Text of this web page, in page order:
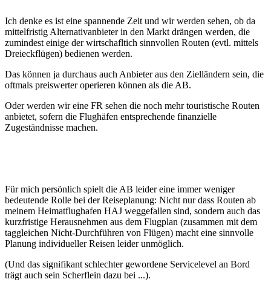
Ich denke es ist eine spannende Zeit und wir werden sehen, ob da
mittelfristig Alternativanbieter in den Markt drängen werden, die
zumindest einige der wirtschafltich sinnvollen Routen (evtl. mittels
Dreieckflügen) bedienen werden.
Das können ja durchaus auch Anbieter aus den Zielländern sein, die
oftmals preiswerter operieren können als die AB.
Oder werden wir eine FR sehen die noch mehr touristische Routen
anbietet, sofern die Flughäfen entsprechende finanzielle
Zugeständnisse machen.
Für mich persönlich spielt die AB leider eine immer weniger
bedeutende Rolle bei der Reiseplanung: Nicht nur dass Routen ab
meinem Heimatflughafen HAJ weggefallen sind, sondern auch das
kurzfristige Herausnehmen aus dem Flugplan (zusammen mit dem
taggleichen Nicht-Durchführen von Flügen) macht eine sinnvolle
Planung individueller Reisen leider unmöglich.
(Und das signifikant schlechter gewordene Servicelevel an Bord
trägt auch sein Scherflein dazu bei ...).